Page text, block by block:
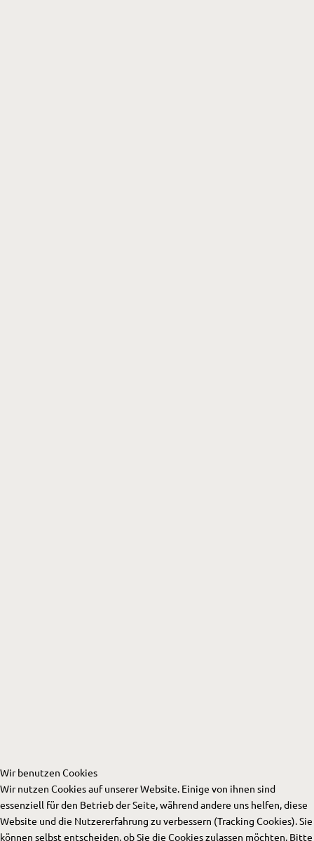
Wir benutzen Cookies
Wir nutzen Cookies auf unserer Website. Einige von ihnen sind
essenziell für den Betrieb der Seite, während andere uns helfen, diese
Website und die Nutzererfahrung zu verbessern (Tracking Cookies). Sie
können selbst entscheiden, ob Sie die Cookies zulassen möchten. Bitte